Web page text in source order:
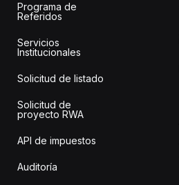
Programa de
Referidos
Servicios
Institucionales
Solicitud de listado
Solicitud de
proyecto RWA
API de impuestos
Auditoría